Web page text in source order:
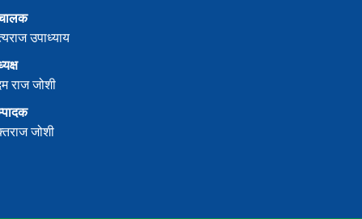
उपाध्याय
राज जोशी
जोशी